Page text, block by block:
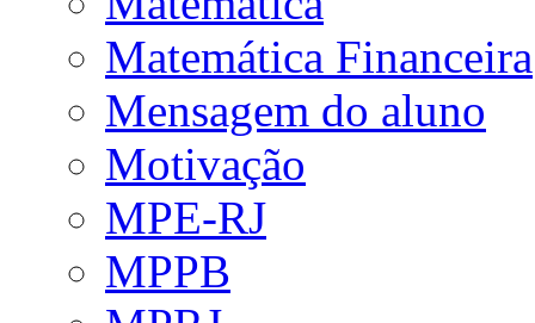
Matemática Financeira
Mensagem do aluno
Motivação
MPE-RJ
MPPB